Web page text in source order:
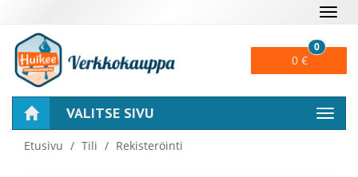
0 €
0
VALITSE SIVU
Etusivu Tili Rekisteröinti